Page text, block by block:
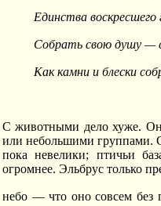
Единства воскресшего
Собрать свою душу —
Как камни и блески
С животными дело хуже.
или небольшими группами.
пока невелики; птичьи
огромнее. Эльбрус только
небо — что оно совсем без